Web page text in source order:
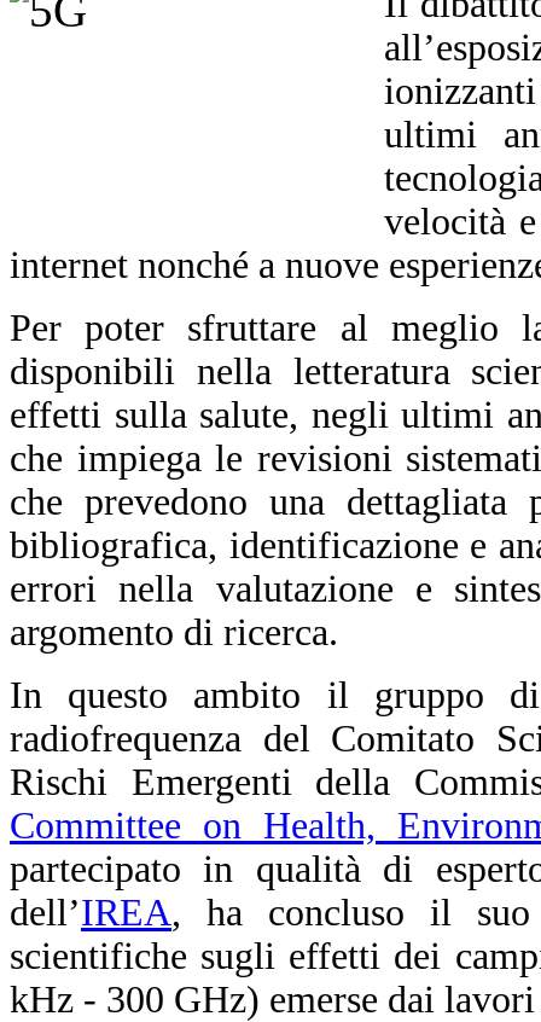
ultimi
velocità
internet nonché a nuove
Per poter sfruttare al meglio
disponibili nella letteratura
effetti sulla salute, negli ultimi
che impiega le revisioni
che prevedono una dettagliata
bibliografica, identificazione e
errori nella valutazione e
argomento di ricerca.
In questo ambito il gruppo
radiofrequenza del Comitato
Rischi Emergenti della
Committee on Health,
partecipato in qualità di
dell’IREA, ha concluso il suo
scientifiche sugli effetti dei
kHz - 300 GHz) emerse dai